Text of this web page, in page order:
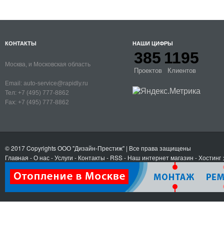
КОНТАКТЫ
Москва, и Московская область
Email: auto-service@rapidly.ru
Тел: +7 (495) 777-8862
Fax: +7 (495) 777-8862
НАШИ ЦИФРЫ
385
Проектов
1195
Клиентов
© 2017 CopyrightsООО "Дизайн-Престиж" | Все права защищены
Главная -О нас-Услуги - Контакты - RSS- Наш интернет магазин -Хостинг